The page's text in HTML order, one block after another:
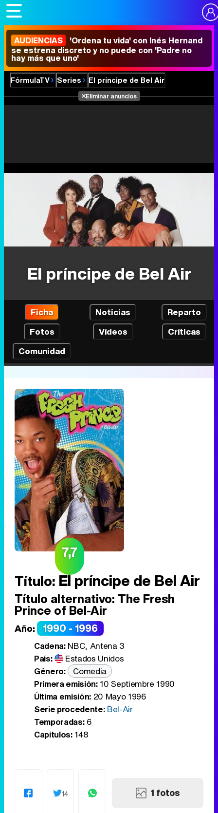
AUDIENCIAS 'Ordena tu vida' con Inés Hernand
se estrena discreto y no puede con 'Padre no
hay más que uno'
FórmulaTV Series El príncipe de Bel Air
Eliminar anuncios
El príncipe de Bel Air
Ficha Noticias
Reparto
Fotos
Vídeos
Críticas
Comunidad
7,7
Título: El príncipe de Bel Air
Título alternativo: The Fresh
Prince of Bel-Air
Año: 1990 - 1996
Cadena:NBC, Antena 3
País:
Estados Unidos
Género:
Comedia
Primera emisión:10 Septiembre 1990
Última emisión:20 Mayo 1996
Serie procedente: Bel-Air
Temporadas:6
Capítulos:148
14 1 fotos